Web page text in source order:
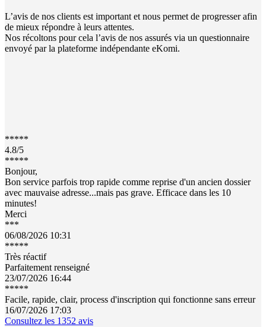
L’avis de nos clients est important et nous permet de progresser afin
de mieux répondre à leurs attentes.
Nos récoltons pour cela l’avis de nos assurés via un questionnaire
envoyé par la plateforme indépendante eKomi.
*****
4.8/5
*****
Bonjour,
Bon service parfois trop rapide comme reprise d'un ancien dossier
avec mauvaise adresse...mais pas grave. Efficace dans les 10
minutes!
Merci
***
06/08/2026 10:31
*****
Très réactif
Parfaitement renseigné
23/07/2026 16:44
*****
Facile, rapide, clair, process d'inscription qui fonctionne sans erreur
16/07/2026 17:03
Consultez les 1352 avis